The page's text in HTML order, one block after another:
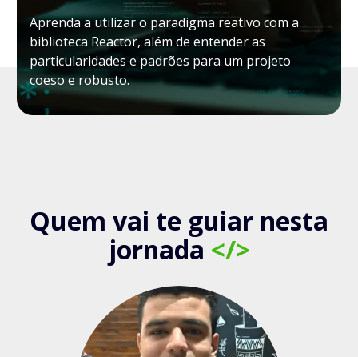
Aprenda a utilizar o paradigma reativo com a
biblioteca Reactor, além de entender as
particularidades e padrões para um projeto
coeso e robusto.
Quem vai te guiar nesta
jornada </>